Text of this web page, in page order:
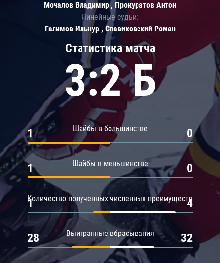
Статистика матча
3:2 Б
Шайбы в большинстве
1 0
Шайбы в меньшинстве
1 0
Количество полученных численных преимуществ
1 4
Выигранные вбрасывания
28 32
Мочалов Владимир , Прокуратов Антон
Линейные судьи:
Галимов Ильнур , Славиковский Роман